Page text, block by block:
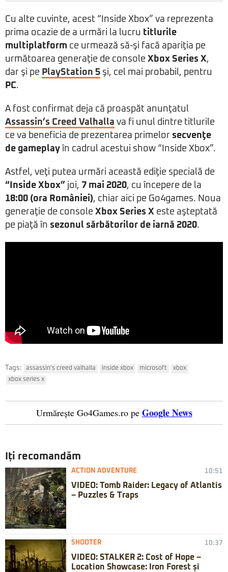
Cu alte cuvinte, acest “Inside Xbox” va reprezenta
prima ocazie de a urmări la lucru titlurile
multiplatform ce urmează să-şi facă apariţia pe
următoarea generaţie de console Xbox Series X,
dar şi pe PlayStation 5 şi, cel mai probabil, pentru
PC.
A fost confirmat deja că proaspăt anunţatul
Assassin’s Creed Valhalla va fi unul dintre titlurile
ce va beneficia de prezentarea primelor secvenţe
de gameplay în cadrul acestui show “Inside Xbox”.
Astfel, veţi putea urmări această ediţie specială de
“Inside Xbox” joi, 7 mai 2020, cu începere de la
18:00 (ora României), chiar aici pe Go4games. Noua
generaţie de console Xbox Series X este aşteptată
pe piaţă în sezonul sărbătorilor de iarnă 2020.
Tags: assassin's creed valhalla inside xbox microsoft
xbox
xbox series x
Urmărește Go4Games.ro pe Google News
Iți recomandăm
ACTION ADVENTURE 10:51
VIDEO: Tomb Raider: Legacy of Atlantis
– Puzzles & Traps
SHOOTER 10:37
VIDEO: STALKER 2: Cost of Hope –
Location Showcase: Iron Forest și